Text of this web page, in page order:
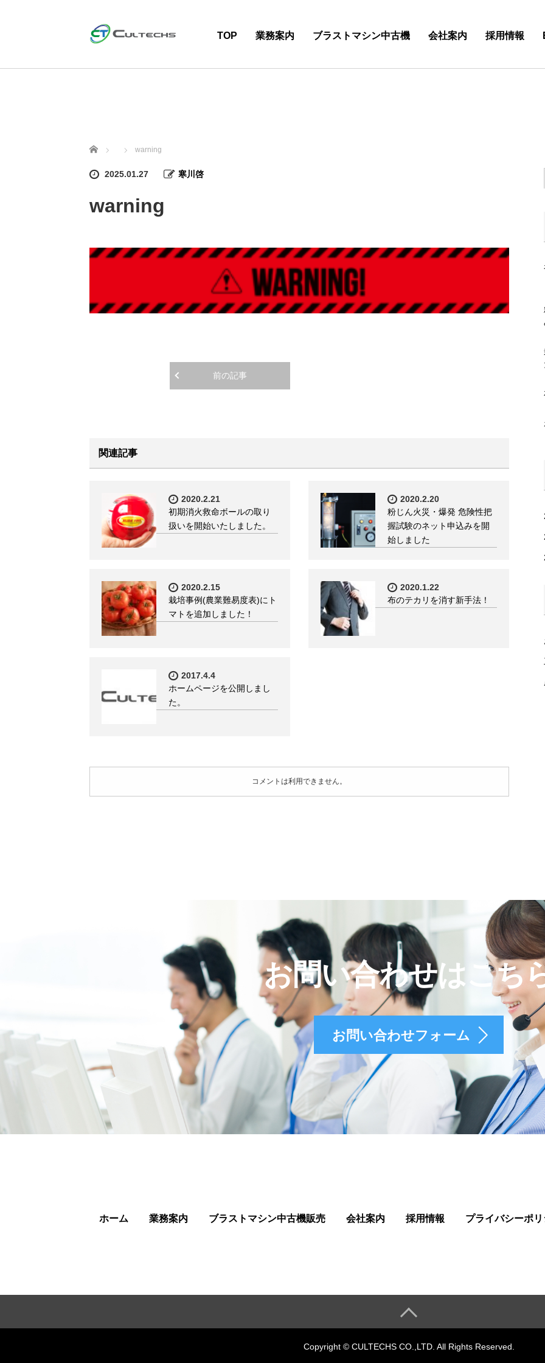
TOP 業務案内 ブラストマシン中古機 会社案内 採用情報
ホーム warning
2025.01.27 寒川啓
warning
前の記事
関連記事
2020.2.21
初期消火救命ボールの取り
扱いを開始いたしました。
2020.2.20
粉じん火災・爆発 危険性把
握試験のネット申込みを開
始しました
2020.2.15
栽培事例(農業難易度表)にト
マトを追加しました！
2020.1.22
布のテカリを消す新手法！
2017.4.4
ホームページを公開しまし
た。
コメントは利用できません。
お問い合わせはこち
お問い合わせフォーム
ホーム 業務案内 ブラストマシン中古機販売 会社案内 採用情報 プライバシーポリ
Copyright © CULTECHS CO.,LTD. All Rights Reserved.